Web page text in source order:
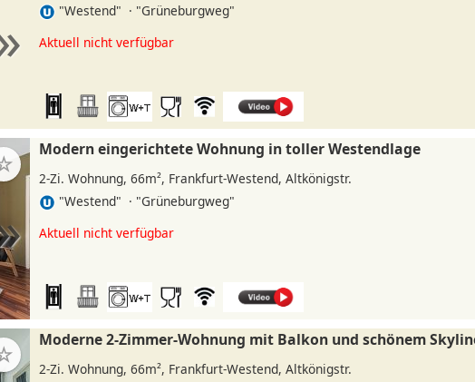
"Westend" · "Grüneburgweg"
Aktuell nicht verfügbar
Modern eingerichtete Wohnung in toller Westendlage
2-Zi. Wohnung, 66m², Frankfurt-Westend, Altkönigstr.
"Westend" · "Grüneburgweg"
Aktuell nicht verfügbar
Moderne 2-Zimmer-Wohnung mit Balkon und schönem
2-Zi. Wohnung, 66m², Frankfurt-Westend, Altkönigstr.